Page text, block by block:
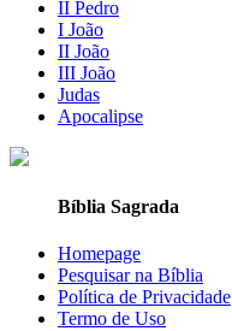
II Pedro
I João
II João
III João
Judas
Apocalipse
Bíblia Sagrada
Homepage
Pesquisar na Bíblia
Política de Privacidade
Termo de Uso